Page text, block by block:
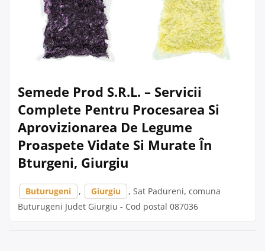
Semede Prod S.R.L. – Servicii
Complete Pentru Procesarea Si
Aprovizionarea De Legume
Proaspete Vidate Si Murate În
Bturgeni, Giurgiu
Buturugeni , Giurgiu
, Sat Padureni, comuna
Buturugeni Judet Giurgiu - Cod postal 087036